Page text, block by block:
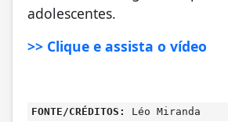
escola, família, poder público
adolescentes.